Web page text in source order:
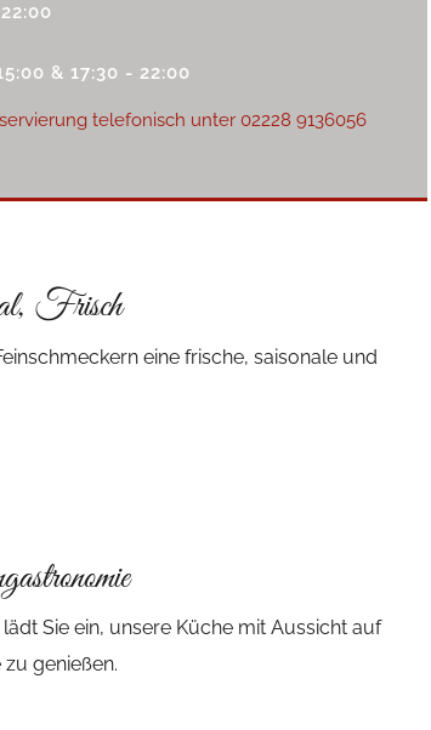
& 17:30 - 22:00
telefonisch unter 02228 9136056
Frisch
eine frische, saisonale und
Sie ein, unsere Küche mit Aussicht auf
genießen.